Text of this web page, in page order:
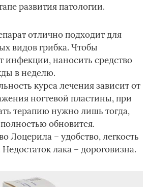
развития патологии.
отлично подходит для
видов грибка. Чтобы
инфекции, наносить средство
в неделю.
курса лечения зависит от
ногтевой пластины, при
терапию нужно лишь тогда,
обновится.
Лоцерила – удобство, легкость
лака – дороговизна.